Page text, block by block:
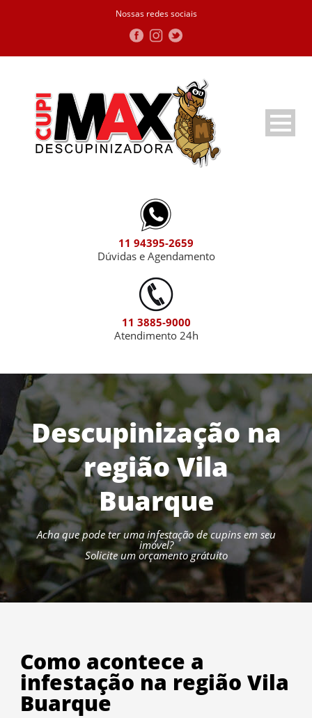
Nossas redes sociais
11 94395-2659
Dúvidas e Agendamento
11 3885-9000
Atendimento 24h
Descupinização na
região Vila
Buarque
Acha que pode ter uma infestação de cupins em seu
imóvel?
Solicite um orçamento grátuito
Como acontece a
infestação na região Vila
Buarque